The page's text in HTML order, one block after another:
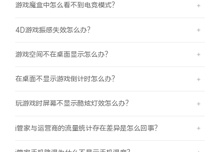
游戏魔盒中怎么看不到电竞模式？
4D游戏振感失效怎么办？
游戏空间不在桌面显示怎么办？
在桌面不显示游戏倒计时怎么办？
玩游戏时屏幕不显示酷炫灯效怎么办？
i管家与运营商的流量统计存在差异是怎么回事？